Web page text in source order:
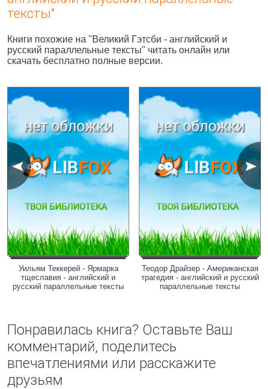
тексты"
Книги похожие на "Великий Гэтсби - английский и
русский параллельные тексты" читать онлайн или
скачать бесплатно полные версии.
Уильям Теккерей - Ярмарка
тщеславия - английский и
русский параллельные тексты
Теодор Драйзер - Американская
трагедия - английский и русский
параллельные тексты
Понравилась книга? Оставьте Ваш
комментарий, поделитесь
впечатлениями или расскажите
друзьям